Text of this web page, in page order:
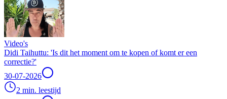
Video's
Didi Taihuttu: 'Is dit het moment om te kopen of komt er een
correctie?'
30-07-2026
2 min. leestijd